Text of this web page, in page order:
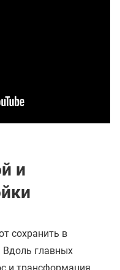
и
сохранить в
Вдоль главных